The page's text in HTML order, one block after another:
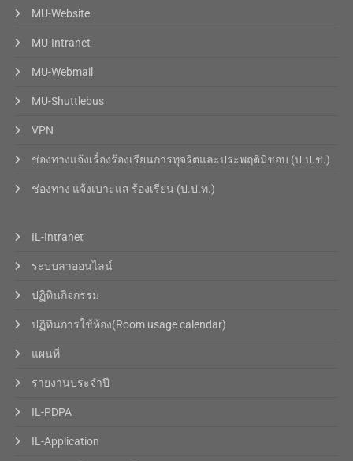
MU-Website
MU-Intranet
MU-Webmail
MU-Shuttlebus
VPN
ช่องทางแจ้งเรื่องร้องเรียนการทุจริตและประพฤติมิชอบ (ป.ป.ช.)
ช่องทาง แจ้งเบาะแส ร้องเรียน (ป.ป.ท.)
IL-Intranet
ระบบลาออนไลน์
ปฏิทินกิจกรรม
ปฏิทินการใช้ห้อง(Room usage calendar)
แผนที่
รายงานประจำปี
IL-PDPA
IL-Application